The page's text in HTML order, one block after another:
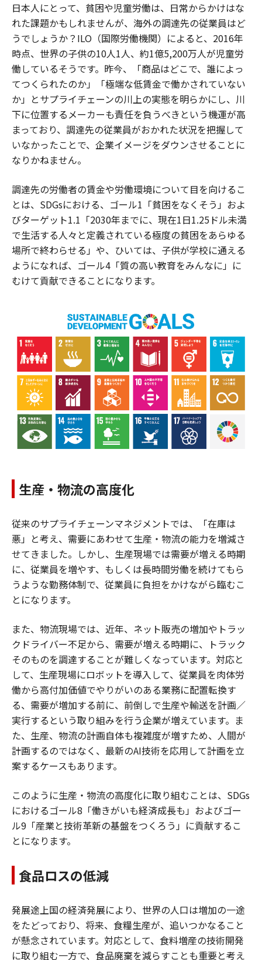
日本人にとって、貧困や児童労働は、日常からかけはな
れた課題かもしれませんが、海外の調達先の従業員はど
うでしょうか？ILO（国際労働機関）によると、2016年
時点、世界の子供の10人1人、約1億5,200万人が児童労
働しているそうです。昨今、「商品はどこで、誰によっ
てつくられたのか」「極端な低賃金で働かされていない
か」とサプライチェーンの川上の実態を明らかにし、川
下に位置するメーカーも責任を負うべきという機運が高
まっており、調達先の従業員がおかれた状況を把握して
いなかったことで、企業イメージをダウンさせることに
なりかねません。
調達先の労働者の賃金や労働環境について目を向けるこ
とは、SDGsにおける、ゴール1「貧困をなくそう」およ
びターゲット1.1「2030年までに、現在1日1.25ドル未満
で生活する人々と定義されている極度の貧困をあらゆる
場所で終わらせる」や、ひいては、子供が学校に通える
ようになれば、ゴール4「質の高い教育をみんなに」に
むけて貢献できることになります。
生産・物流の高度化
従来のサプライチェーンマネジメントでは、「在庫は
悪」と考え、需要にあわせて生産・物流の能力を増減さ
せてきました。しかし、生産現場では需要が増える時期
に、従業員を増やす、もしくは長時間労働を続けてもら
うような勤務体制で、従業員に負担をかけながら臨むこ
とになります。
また、物流現場では、近年、ネット販売の増加やトラッ
クドライバー不足から、需要が増える時期に、トラック
そのものを調達することが難しくなっています。対応と
して、生産現場にロボットを導入して、従業員を肉体労
働から高付加価値でやりがいのある業務に配置転換す
る、需要が増加する前に、前倒しで生産や輸送を計画／
実行するという取り組みを行う企業が増えています。ま
た、生産、物流の計画自体も複雑度が増すため、人間が
計画するのではなく、最新のAI技術を応用して計画を立
案するケースもあります。
このように生産・物流の高度化に取り組むことは、SDGs
におけるゴール8「働きがいも経済成長も」およびゴー
ル9「産業と技術革新の基盤をつくろう」に貢献するこ
とになります。
食品ロスの低減
発展途上国の経済発展により、世界の人口は増加の一途
をたどっており、将来、食糧生産が、追いつかなること
が懸念されています。対応として、食料増産の技術開発
に取り組む一方で、食品廃棄を減らすことも重要と考え